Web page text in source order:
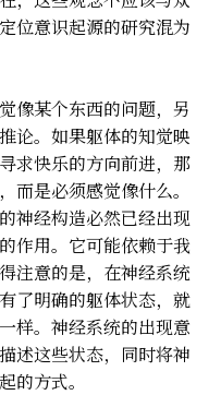
位意识起源的研究混为
像某个东西的问题，另
论。如果躯体的知觉映
求快乐的方向前进，那
而是必须感觉像什么。
神经构造必然已经出现
作用。它可能依赖于我
注意的是，在神经系统
了明确的躯体状态，就
样。神经系统的出现意
述这些状态，同时将神
的方式。